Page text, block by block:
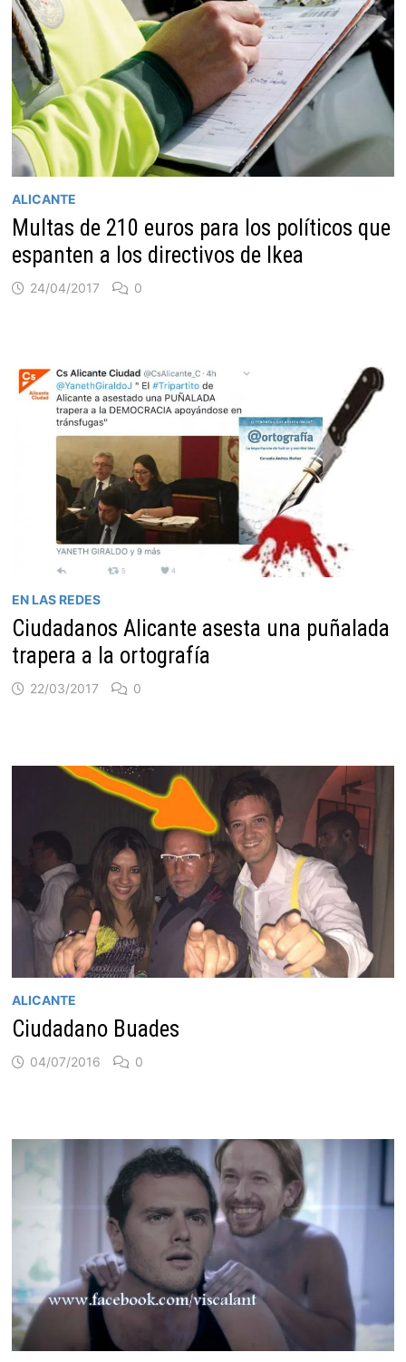
ALICANTE
Multas de 210 euros para los políticos que
espanten a los directivos de Ikea
24/04/2017 0
EN LAS REDES
Ciudadanos Alicante asesta una puñalada
trapera a la ortografía
22/03/2017 0
ALICANTE
Ciudadano Buades
04/07/2016 0